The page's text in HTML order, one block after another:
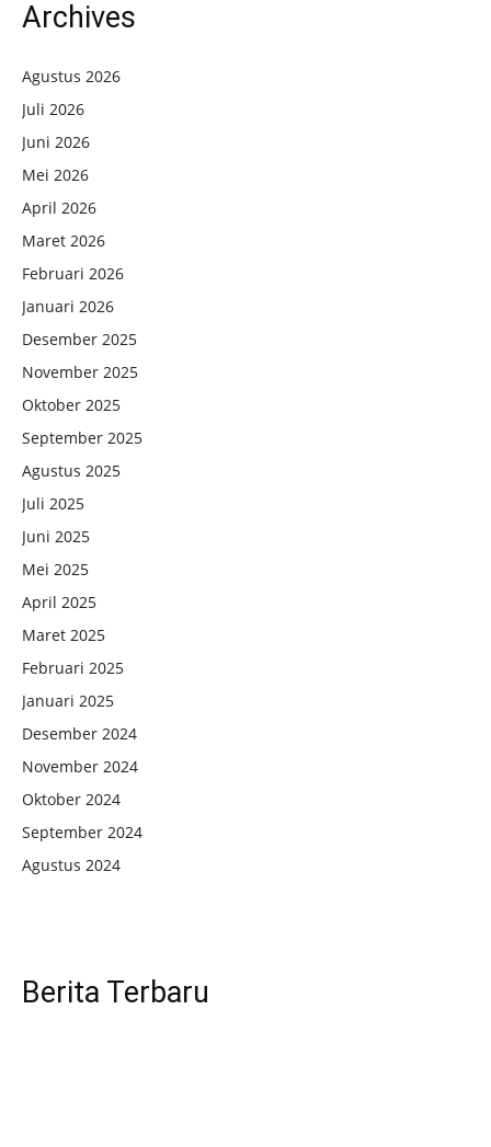
Archives
Agustus 2026
Juli 2026
Juni 2026
Mei 2026
April 2026
Maret 2026
Februari 2026
Januari 2026
Desember 2025
November 2025
Oktober 2025
September 2025
Agustus 2025
Juli 2025
Juni 2025
Mei 2025
April 2025
Maret 2025
Februari 2025
Januari 2025
Desember 2024
November 2024
Oktober 2024
September 2024
Agustus 2024
Berita Terbaru